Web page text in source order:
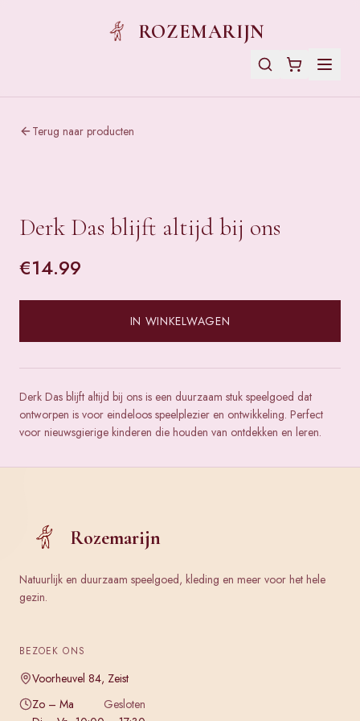
ROZEMARIJN
Terug naar producten
Derk Das blijft altijd bij ons
€14.99
IN WINKELWAGEN
Derk Das blijft altijd bij ons is een duurzaam stuk speelgoed dat
ontworpen is voor eindeloos speelplezier en ontwikkeling. Perfect
voor nieuwsgierige kinderen die houden van ontdekken en leren.
Rozemarijn
Natuurlijk en duurzaam speelgoed, kleding en meer voor het hele
gezin.
BEZOEK ONS
Voorheuvel 84, Zeist
Zo – Ma
Gesloten